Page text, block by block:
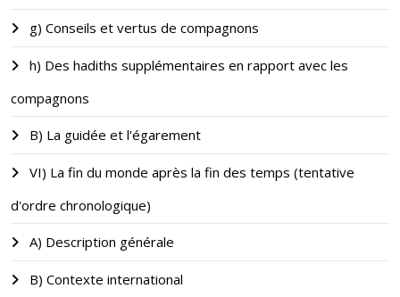
g) Conseils et vertus de compagnons
h) Des hadiths supplémentaires en rapport avec les
compagnons
B) La guidée et l'égarement
VI) La fin du monde après la fin des temps (tentative
d'ordre chronologique)
A) Description générale
B) Contexte international